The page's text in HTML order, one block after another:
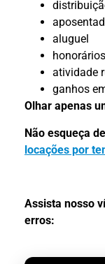
aluguel
honorários
atividade
ganhos
Olhar apenas
Não esqueça
locações por
Assista nosso
erros: